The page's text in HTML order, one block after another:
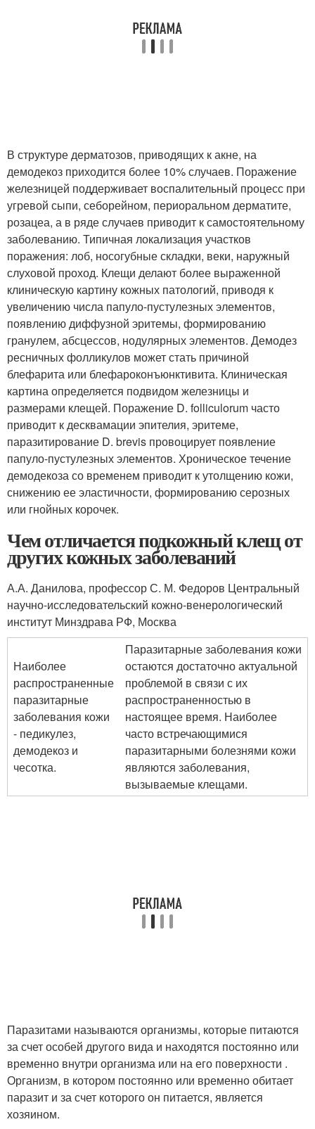
В структуре дерматозов, приводящих к акне, на
демодекоз приходится более 10% случаев. Поражение
железницей поддерживает воспалительный процесс при
угревой сыпи, себорейном, периоральном дерматите,
розацеа, а в ряде случаев приводит к самостоятельному
заболеванию. Типичная локализация участков
поражения: лоб, носогубные складки, веки, наружный
слуховой проход. Клещи делают более выраженной
клиническую картину кожных патологий, приводя к
увеличению числа папуло-пустулезных элементов,
появлению диффузной эритемы, формированию
гранулем, абсцессов, нодулярных элементов. Демодез
ресничных фолликулов может стать причиной
блефарита или блефароконъюнктивита. Клиническая
картина определяется подвидом железницы и
размерами клещей. Поражение D. folliculorum часто
приводит к десквамации эпителия, эритеме,
паразитирование D. brevis провоцирует появление
папуло-пустулезных элементов. Хроническое течение
демодекоза со временем приводит к утолщению кожи,
снижению ее эластичности, формированию серозных
или гнойных корочек.
Чем отличается подкожный клещ от
других кожных заболеваний
А.А. Данилова, профессор С. М. Федоров Центральный
научно-исследовательский кожно-венерологический
институт Минздрава РФ, Москва
Наиболее
распространенные
паразитарные
заболевания кожи
- педикулез,
демодекоз и
чесотка.
Паразитарные заболевания кожи
остаются достаточно актуальной
проблемой в связи с их
распространенностью в
настоящее время. Наиболее
часто встречающимися
паразитарными болезнями кожи
являются заболевания,
вызываемые клещами.
Паразитами называются организмы, которые питаются
за счет особей другого вида и находятся постоянно или
временно внутри организма или на его поверхности .
Организм, в котором постоянно или временно обитает
паразит и за счет которого он питается, является
хозяином.